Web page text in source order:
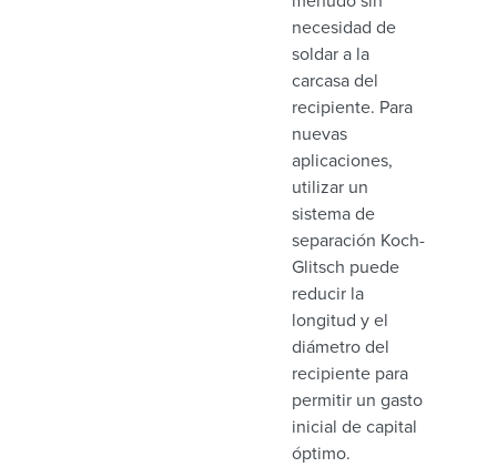
necesidad de
soldar a la
carcasa del
recipiente. Para
nuevas
aplicaciones,
utilizar un
sistema de
separación Koch-
Glitsch puede
reducir la
longitud y el
diámetro del
recipiente para
permitir un gasto
inicial de capital
óptimo.